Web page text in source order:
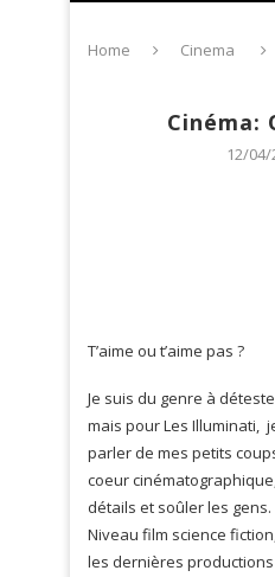
Home Cinema
Cinéma:
12/04/
T’aime ou t’aime pas ?
Je suis du genre à
mais pour Les Illuminati,
parler de mes petits
coeur
détails et soûler les gens.
Niveau film science
les dernières productions